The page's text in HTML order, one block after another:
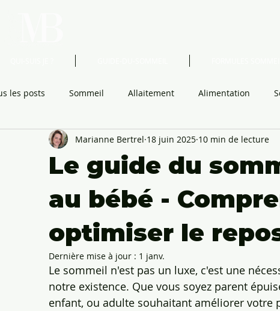
les posts Sommeil Allaitement Alimentation
Puériculture Grossesse accouchement post partum
Cadeau de naissance Divers Parentalité
Le guide du
au bébé -
optimiser le
Marianne Bertrel 18 juin 2025 10 min de lecture
Dernière mise à jour : 1 janv.
Le sommeil n'est pas un luxe, c'est une
notre existence. Que vous soyez parent
enfant, ou adulte souhaitant améliorer votre